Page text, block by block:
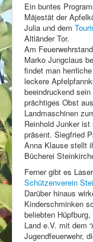
Altes Land
Impressum
Stellenangebote
Ein buntes
Mäjestät der
Julia und dem
Altländer Tor.
Am
Marko Jungclaus
findet man
leckere
beeindruckend
prächtiges Obst
Landmaschinen
Reinhold Junker
präsent. Siegfried
Anna Klause stellt
Bücherei
Ferner gibt es
Schützenverein
Darüber hinaus
Kinderschminken
beliebten
Land e.V. mit dem
Jugendfeuerwehr,